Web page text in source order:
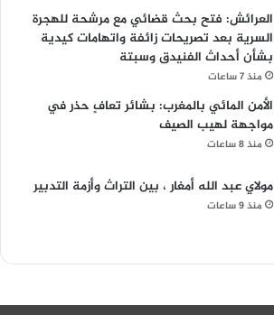
العرائش: فتح بحث قضائي مع مرشحة للهجرة
السرية بعد تصريحات زائفة واتهامات كيدية
بشأن أحداث الفنيدق وسبتة
منذ 7 ساعات
الأمن المائي بالمغرب: بشائر تعافٍ حذر في
مواجهة لهيب الصيف
منذ 8 ساعات
مولاي عبد الله أمغار ، بين التراث وأزمة التدبير
منذ 9 ساعات